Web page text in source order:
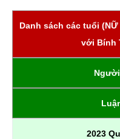
Danh sách các tuổi
với Bính
2023